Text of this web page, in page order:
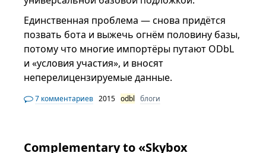
Единственная проблема — снова придётся
позвать бота и выжечь огнём половину базы,
потому что многие импортёры путают ODbL
и «условия участия», и вносят
неперелицензируемые данные.
7 комментариев 2015 odbl блоги
Complementary to «Skybox